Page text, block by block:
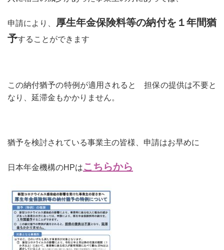
申請により、
厚生年金保険料等の納付を１年間猶
予することができます
この納付猶予の特例が適用されると 担保の提供は不要と
なり、延滞金もかかりません。
猶予を検討されている事業主の皆様、申請はお早めに
日本年金機構のHPはこちらから